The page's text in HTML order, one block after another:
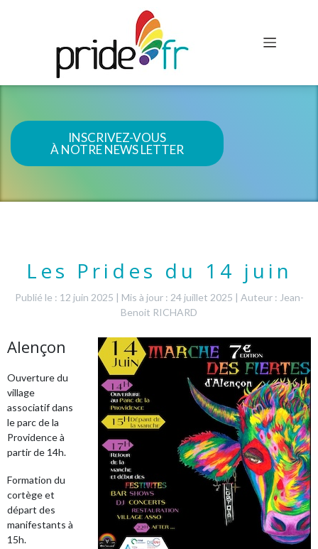
INSCRIVEZ-VOUS
À NOTRE NEWS LETTER
Les Prides du 14 juin
Publié le : 12 juin 2025 | Mis à jour : 24 juillet 2025 | Auteur : Jean-
Benoit RICHARD
Alençon
Ouverture du
village
associatif dans
le parc de la
Providence à
partir de 14h.
Formation du
cortège et
départ des
manifestants à
15h.